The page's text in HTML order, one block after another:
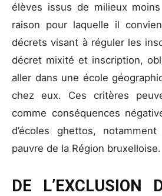
élèves issus de milieux moins
raison pour laquelle il
décrets visant à réguler les
décret mixité et inscription,
aller dans une école
chez eux. Ces critères
comme conséquences
d’écoles ghettos,
pauvre de la Région bruxelloise.
DE L’EXCLUSION